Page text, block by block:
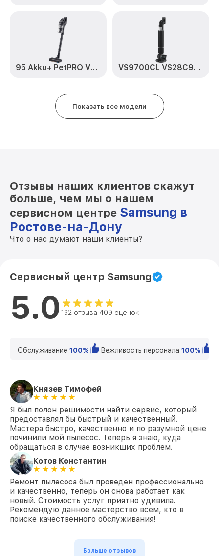
95 Akku+ PetPRO VS20C95D2TK/WD VS9700CL VS28C9784QK/EV
Показать все модели
Отзывы наших клиентов скажут
больше, чем мы о нашем
сервисном центре Samsung в
Ростове-на-Дону
Что о нас думают наши клиенты?
Сервисный центр Samsung
5.0 132 отзыва 409 оценок
Обслуживание 100% Вежливость персонала 100%
Князев Тимофей
Я был полон решимости найти сервис, который
предоставлял бы быстрый и качественный.
Мастера быстро, качественно и по разумной цене
починили мой пылесос. Теперь я знаю, куда
обращаться в случае возникших проблем.
Котов Константин
Ремонт пылесоса был проведен профессионально
и качественно, теперь он снова работает как
новый. Стоимость услуг приятно удивила.
Рекомендую данное мастерство всем, кто в
поиске качественного обслуживания!
Больше отзывов